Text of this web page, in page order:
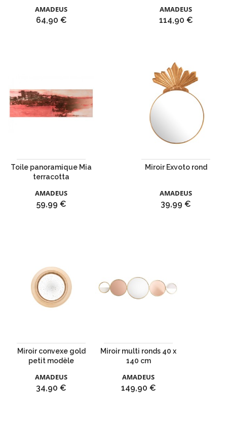
AMADEUS
Prix
64,90 €
AMADEUS
Prix
114,90 €
Toile panoramique Mia
terracotta
AMADEUS
Prix
59,99 €
Miroir Exvoto rond
AMADEUS
Prix
39,99 €
Miroir convexe gold
petit modèle
AMADEUS
Prix
34,90 €
Miroir multi ronds 40 x
140 cm
AMADEUS
Prix
149,90 €